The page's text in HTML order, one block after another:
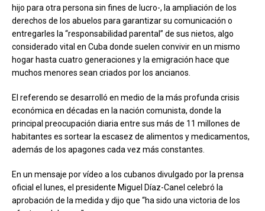
hijo para otra persona sin fines de lucro-, la ampliación de los
derechos de los abuelos para garantizar su comunicación o
entregarles la “responsabilidad parental” de sus nietos, algo
considerado vital en Cuba donde suelen convivir en un mismo
hogar hasta cuatro generaciones y la emigración hace que
muchos menores sean criados por los ancianos.
El referendo se desarrolló en medio de la más profunda crisis
económica en décadas en la nación comunista, donde la
principal preocupación diaria entre sus más de 11 millones de
habitantes es sortear la escasez de alimentos y medicamentos,
además de los apagones cada vez más constantes.
En un mensaje por vídeo a los cubanos divulgado por la prensa
oficial el lunes, el presidente Miguel Díaz-Canel celebró la
aprobación de la medida y dijo que “ha sido una victoria de los